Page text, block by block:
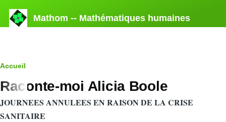
Mathom -- Mathématiques humaines
Fil
d'Ariane
Accueil
Raconte-moi Alicia Boole
JOURNEES ANNULEES EN RAISON DE LA CRISE
SANITAIRE